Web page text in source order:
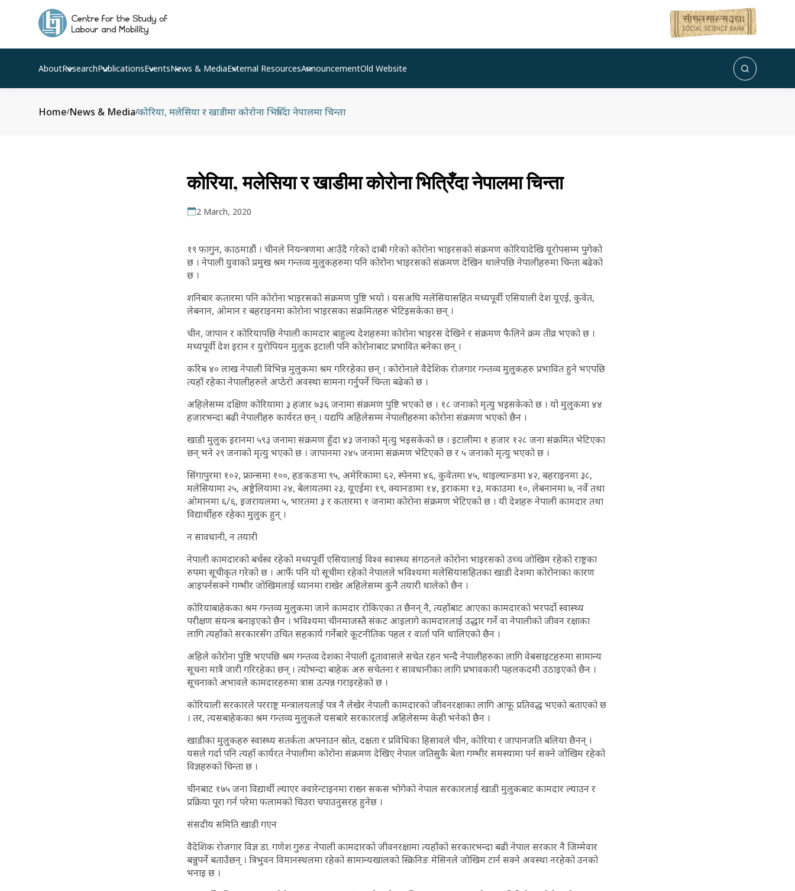
AboutResearchPublicationsEventsNews & MediaExternal ResourcesAnnouncementOld Website
Home/News & Media/कोरिया, मलेसिया र खाडीमा कोरोना भित्रिँदा नेपालमा चिन्ता
कोरिया, मलेसिया र खाडीमा कोरोना भित्रिँदा नेपालमा चिन्ता
2 March, 2020
१९ फागुन, काठमाडौं । चीनले नियन्त्रणमा आउँदै गरेको दाबी गरेको कोरोना भाइरसको संक्रमण कोरियादेखि यूरोपसम्म पुगेको
छ । नेपाली युवाको प्रमुख श्रम गन्तव्य मुलुकहरुमा पनि कोरोना भाइरसको संक्रमण देखिन थालेपछि नेपालीहरुमा चिन्ता बढेको
छ ।
शनिबार कतारमा पनि कोरोना भाइरसको संक्रमण पुष्टि भयो । यसअघि मलेसियासहित मध्यपूर्वी एसियाली देश यूएई, कुवेत,
लेबनान, ओमान र बहराइनमा कोरोना भाइरसका संक्रमितहरु भेटिइसकेका छन् ।
चीन, जापान र कोरियापछि नेपाली कामदार बाहुल्य देशहरुमा कोरोना भाइरस देखिने र संक्रमण फैलिने क्रम तीव्र भएको छ ।
मध्यपूर्वी देश इरान र युरोपियन मुलुक इटाली पनि कोरोनाबाट प्रभावित बनेका छन् ।
करिब ४० लाख नेपाली विभिन्न मुलुकमा श्रम गरिरहेका छन् । कोरोनाले वैदेशिक रोजगार गन्तव्य मुलुकहरु प्रभावित हुने भएपछि
त्यहाँ रहेका नेपालीहरुले अप्ठेरो अवस्था सामना गर्नुपर्ने चिन्ता बढेको छ ।
अहिलेसम्म दक्षिण कोरियामा ३ हजार ७३६ जनामा संक्रमण पुष्टि भएको छ । १८ जनाको मृत्यु भइसकेको छ । यो मुलुकमा ४४
हजारभन्दा बढी नेपालीहरु कार्यरत छन् । यद्यपि अहिलेसम्म नेपालीहरुमा कोरोना संक्रमण भएको छैन ।
खाडी मुलुक इरानमा ५९३ जनामा संक्रमण हुँदा ४३ जनाको मृत्यु भइसकेको छ । इटालीमा १ हजार १२८ जना संक्रमित भेटिएका
छन् भने २९ जनाको मृत्यु भएको छ । जापानमा २४५ जनामा संक्रमण भेटिएको छ र ५ जनाको मृत्यु भएको छ ।
सिंगापुरमा १०२, फ्रान्समा १००, हङकङमा ९५, अमेरिकामा ६२, स्पेनमा ४६, कुवेतमा ४५, थाइल्यान्डमा ४२, बहराइनमा ३८,
मलेसियामा २५, अष्ट्रेलियामा २४, बेलायतमा २३, यूएईमा १९, क्यानडामा १४, इराकमा १३, मकाउमा १०, लेबनानमा ७, नर्वे तथा
ओमानमा ६/६, इजरायलमा ५, भारतमा ३ र कतारमा १ जनामा कोरोना संक्रमण भेटिएको छ । यी देशहरु नेपाली कामदार तथा
विद्यार्थीहरु रहेका मुलुक हुन् ।
न सावधानी, न तयारी
नेपाली कामदारको बर्चस्व रहेको मध्यपूर्वी एसियालाई विश्व स्वास्थ्य संगठनले कोरोना भाइरसको उच्च जोखिम रहेको राष्ट्रका
रुपमा सूचीकृत गरेको छ । आफैं पनि यो सूचीमा रहेको नेपालले भविश्यमा मलेसियासहितका खाडी देशमा कोरोनाका कारण
आइपर्नसक्ने गम्भीर जोखिमलाई ध्यानमा राखेर अहिलेसम्म कुनै तयारी थालेको छैन ।
कोरियाबाहेकका श्रम गन्तव्य मुलुकमा जाने कामदार रोकिएका त छैनन् नै, त्यहाँबाट आएका कामदारको भरपर्दो स्वास्थ्य
परीक्षण संयन्त्र बनाइएको छैन । भविश्यमा चीनमाजस्तै संकट आइलागे कामदारलाई उद्धार गर्ने वा नेपालीको जीवन रक्षाका
लागि त्यहाँको सरकारसँग उचित सहकार्य गर्नेबारे कूटनीतिक पहल र वार्ता पनि थालिएको छैन ।
अहिले कोरोना पुष्टि भएपछि श्रम गन्तव्य देशका नेपाली दूतावासले सचेत रहन भन्दै नेपालीहरुका लागि वेबसाइटहरुमा सामान्य
सूचना मात्रै जारी गरिरहेका छन् । त्योभन्दा बाहेक अरु सचेतना र सावधानीका लागि प्रभावकारी पहलकदमी उठाइएको छैन ।
सूचनाको अभावले कामदारहरुमा त्रास उत्पन्न गराइरहेको छ ।
कोरियाली सरकारले परराष्ट्र मन्त्रालयलाई पत्र नै लेखेर नेपाली कामदारको जीवनरक्षाका लागि आफू प्रतिवद्ध भएको बताएको छ
। तर, त्यसबाहेकका श्रम गन्तव्य मुलुकले यसबारे सरकारलाई अहिलेसम्म केही भनेको छैन ।
खाडीका मुलुकहरु स्वास्थ्य सतर्कता अपनाउन स्रोत, दक्षता र प्रविधिका हिसावले चीन, कोरिया र जापानजति बलिया छैनन् ।
यसले गर्दा पनि त्यहाँ कार्यरत नेपालीमा कोरोना संक्रमण देखिए नेपाल जतिसुकै बेला गम्भीर समस्यामा पर्न सक्ने जोखिम रहेको
विज्ञहरुको चिन्ता छ ।
चीनबाट १७५ जना विद्यार्थी ल्याएर क्वारेन्टाइनमा राख्न सकस भोगेको नेपाल सरकारलाई खाडी मुलुकबाट कामदार ल्याउन र
प्रक्रिया पूरा गर्न परेमा फलामको चिउरा चपाउनुसरह हुनेछ ।
संसदीय समिति खाडी गएन
वैदेशिक रोजगार विज्ञ डा. गणेश गुरुङ नेपाली कामदारको जीवनरक्षामा त्यहाँको सरकारभन्दा बढी नेपाल सरकार नै जिम्मेवार
बन्नुपर्ने बताउँछन् । त्रिभुवन विमानस्थलमा रहेको सामान्यखालको स्क्रिनिङ मेसिनले जोखिम टार्न सक्ने अवस्था नरहेको उनको
भनाइ छ ।